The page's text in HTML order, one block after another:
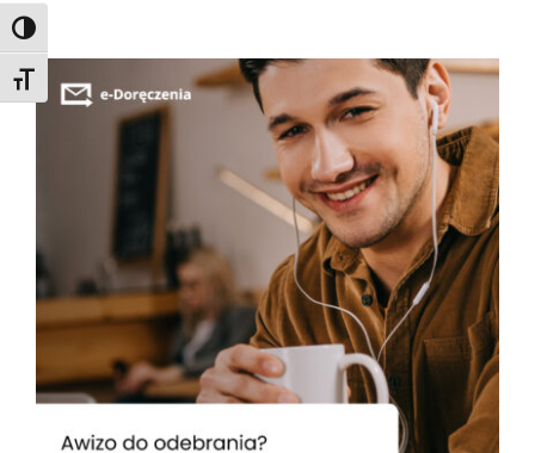
Toggle High Contrast
Toggle Font size